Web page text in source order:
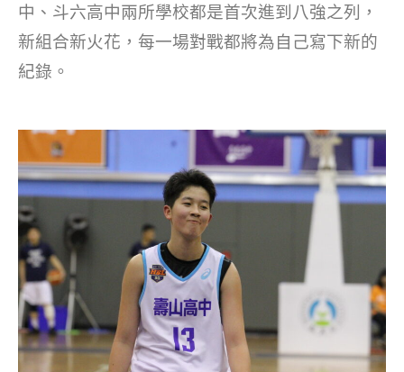
中、斗六高中兩所學校都是首次進到八強之列，
新組合新火花，每一場對戰都將為自己寫下新的
紀錄。